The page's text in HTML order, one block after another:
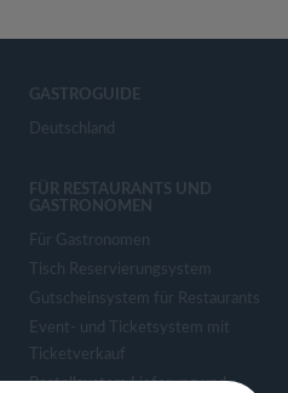
GASTROGUIDE
Deutschland
FÜR RESTAURANTS UND
GASTRONOMEN
Für Gastronomen
Tisch Reservierungsystem
Gutscheinsystem für Restaurants
Event- und Ticketsystem mit
Ticketverkauf
Bestellsystem Lieferung und